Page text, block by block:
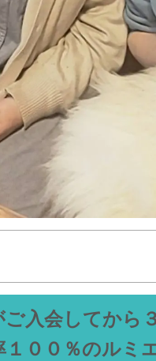
ご入会してから
１００％のルミ